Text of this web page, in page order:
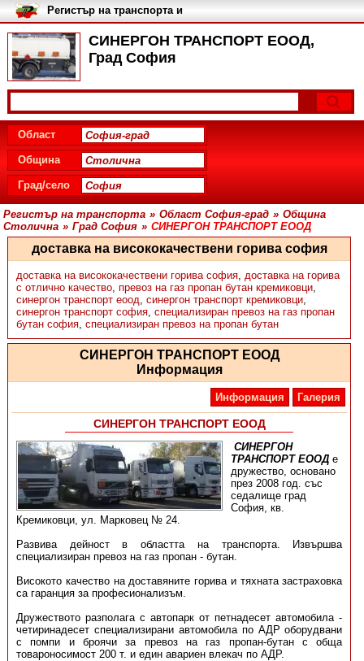
СИНЕРГОН ТРАНСПОРТ ЕООД,
Град София
Регистър на транспорта и
транспортните фирми в
България
Област
Община
Град/село
Регистър на транспорта » Област София-град » Община
Столична » Град София » СИНЕРГОН ТРАНСПОРТ ЕООД
доставка на висококачествени горива софия
доставка на висококачествени горива софия, доставка на горива
с отлично качество, превоз на газ пропан бутан кремиковци,
синергон транспорт еоод, синергон транспорт кремиковци,
синергон транспорт софия, специализиран превоз на газ пропан
бутан софия, специализиран превоз на пропан бутан
СИНЕРГОН ТРАНСПОРТ ЕООД
Информация
Информация Галерия
СИНЕРГОН ТРАНСПОРТ ЕООД
СИНЕРГОН
ТРАНСПОРТ ЕООДе
дружество, основано
през 2008 год. със
седалище град
София, кв.
Кремиковци, ул. Марковец № 24.
Развива дейност в областта на транспорта. Извършва
специализиран превоз на газ пропан - бутан.
Високото качество на доставяните горива и тяхната застраховка
са гаранция за професионализъм.
Дружеството разполага с автопарк от петнадесет автомобила -
четиринадесет специализирани автомобила по АДР оборудвани
с помпи и броячи за превоз на газ пропан-бутан с обща
товароносимост 200 т. и един авариен влекач по АДР.